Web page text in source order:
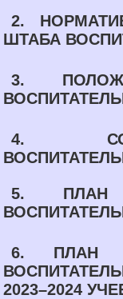
2.
ШТАБА
3.
4.
5.
6. ПЛАН
2023–2024